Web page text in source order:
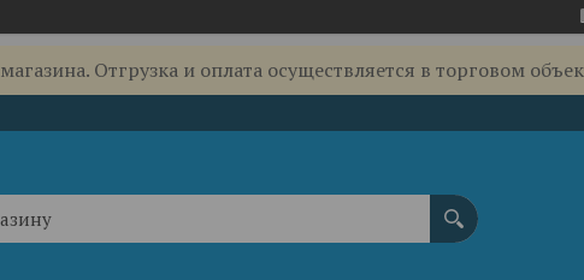
Отгрузка и оплата осуществляется в торговом